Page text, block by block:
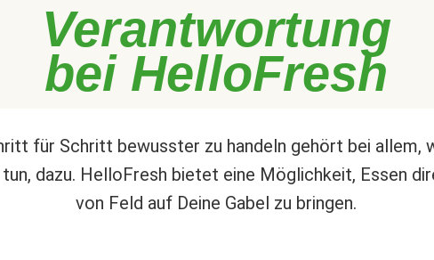
Verantwortung
bei HelloFresh
für Schritt bewusster zu handeln gehört bei allem,
dazu. HelloFresh bietet eine Möglichkeit, Essen
von Feld auf Deine Gabel zu bringen.